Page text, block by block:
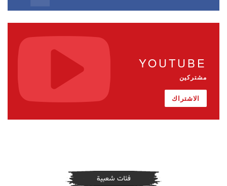
YOUTUBE
مشتركين
الاشتراك
فئات شعبية